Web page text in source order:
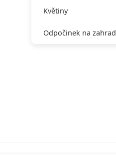
Květiny
Odpočinek na